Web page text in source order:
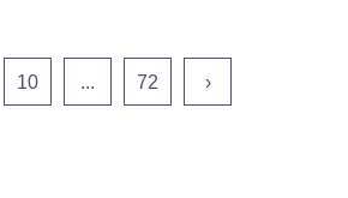
10 ... 72 ›